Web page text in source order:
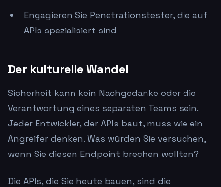
Engagieren Sie Penetrationstester, die auf
APIs spezialisiert sind
Der kulturelle Wandel
Sicherheit kann kein Nachgedanke oder die
Verantwortung eines separaten Teams sein.
Jeder Entwickler, der APIs baut, muss wie ein
Angreifer denken. Was würden Sie versuchen,
wenn Sie diesen Endpoint brechen wollten?
Die APIs, die Sie heute bauen, sind die